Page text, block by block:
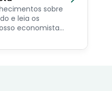
sobre
e leia os
economista